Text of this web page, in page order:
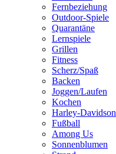
Fernbeziehung
Outdoor-Spiele
Quarantäne
Lernspiele
Grillen
Fitness
Scherz/Spaß
Backen
Joggen/Laufen
Kochen
Harley-Davidson
Fußball
Among Us
Sonnenblumen